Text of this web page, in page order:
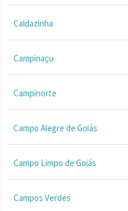
Caldazinha
Campinaçu
Campinorte
Campo Alegre de Goiás
Campo Limpo de Goiás
Campos Verdes